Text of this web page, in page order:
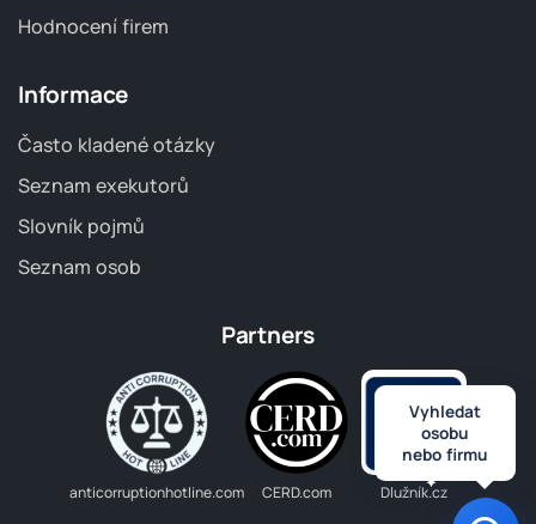
Hodnocení firem
Informace
Často kladené otázky
Seznam exekutorů
Slovník pojmů
Seznam osob
Partners
anticorruptionhotline.com CERD.com Dlužník.cz
Vyhledat
osobu
nebo firmu